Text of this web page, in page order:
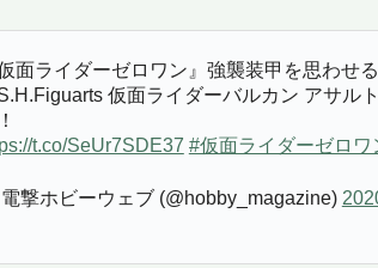
仮面ライダーゼロワン』強襲装甲を思わせ
S.H.Figuarts 仮面ライダーバルカン アサ
t.co/SeUr7SDE37 #仮面ライダーゼロワ
撃ホビーウェブ (@hobby_magazine)